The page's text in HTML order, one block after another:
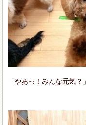
「やあっ！みんな元気？」